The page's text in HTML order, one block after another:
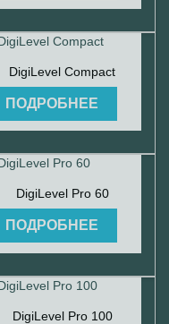
Быстрый просмотр
DigiLevel Compact
ПОДРОБНЕЕ
Быстрый просмотр
DigiLevel Pro 60
ПОДРОБНЕЕ
Быстрый просмотр
DigiLevel Pro 100